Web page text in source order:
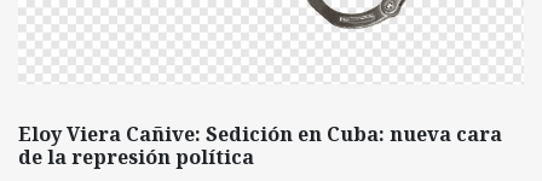
Eloy Viera Cañive: Sedición en Cuba: nueva cara
de la represión política